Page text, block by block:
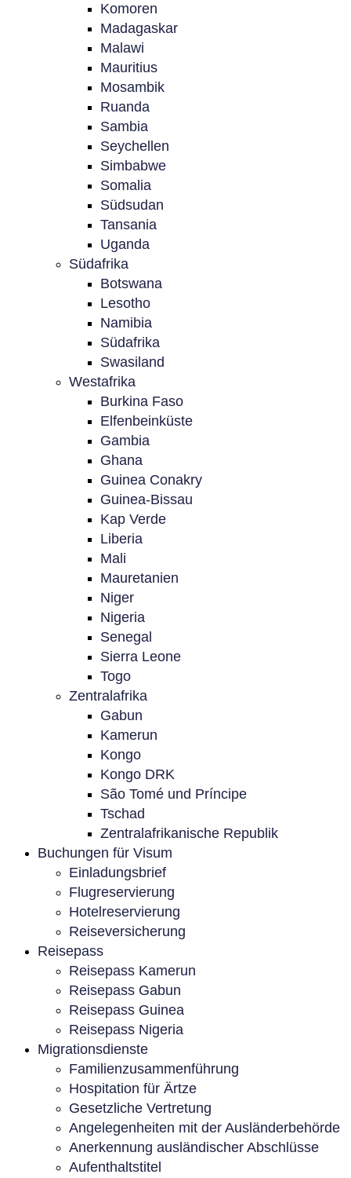
Komoren
Madagaskar
Malawi
Mauritius
Mosambik
Ruanda
Sambia
Seychellen
Simbabwe
Somalia
Südsudan
Tansania
Uganda
Südafrika
Botswana
Lesotho
Namibia
Südafrika
Swasiland
Westafrika
Burkina Faso
Elfenbeinküste
Gambia
Ghana
Guinea Conakry
Guinea-Bissau
Kap Verde
Liberia
Mali
Mauretanien
Niger
Nigeria
Senegal
Sierra Leone
Togo
Zentralafrika
Gabun
Kamerun
Kongo
Kongo DRK
São Tomé und Príncipe
Tschad
Zentralafrikanische Republik
Buchungen für Visum
Einladungsbrief
Flugreservierung
Hotelreservierung
Reiseversicherung
Reisepass
Reisepass Kamerun
Reisepass Gabun
Reisepass Guinea
Reisepass Nigeria
Migrationsdienste
Familienzusammenführung
Hospitation für Ärtze
Gesetzliche Vertretung
Angelegenheiten mit der Ausländerbehörde
Anerkennung ausländischer Abschlüsse
Aufenthaltstitel